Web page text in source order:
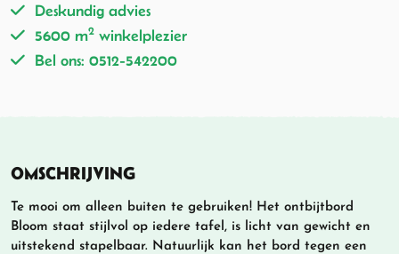
Deskundig advies
5600 m2 winkelplezier
Bel ons: 0512-542200
OMSCHRIJVING
Te mooi om alleen buiten te gebruiken! Het ontbijtbord
Bloom staat stijlvol op iedere tafel, is licht van gewicht en
uitstekend stapelbaar. Natuurlijk kan het bord tegen een